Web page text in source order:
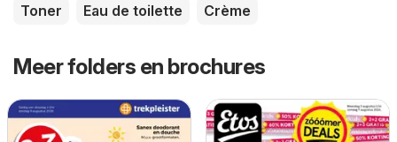
Toner
Eau de toilette Crème
Meer folders en brochures